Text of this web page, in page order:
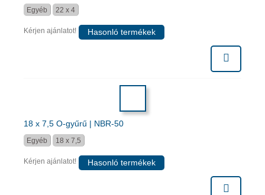
Egyéb 22 x 4
Kérjen ajánlatot! Hasonló termékek
18 x 7,5 O-gyűrű | NBR-50
Egyéb 18 x 7,5
Kérjen ajánlatot! Hasonló termékek